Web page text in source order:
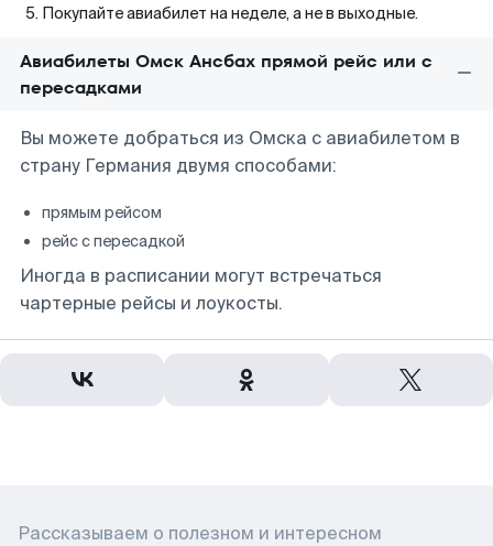
Покупайте авиабилет на неделе, а не в выходные.
Авиабилеты Омск Ансбах прямой рейс или с
пересадками
Вы можете добраться из Омска с авиабилетом в
страну Германия двумя способами:
прямым рейсом
рейс с пересадкой
Иногда в расписании могут встречаться
чартерные рейсы и лоукосты.
Рассказываем о полезном и интересном